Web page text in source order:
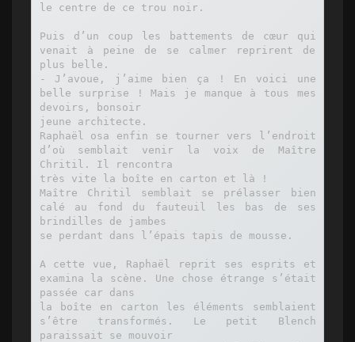
le centre de ce trou noir.
Puis d’un coup les battements de cœur qui
venait à peine de se calmer reprirent de
plus belle.
- J’avoue, j’aime bien ça ! En voici une
belle surprise ! Mais je manque à tous mes
devoirs, bonsoir
jeune architecte.
Raphaël osa enfin se tourner vers l’endroit
d’où semblait venir la voix de Maître
Chritil. Il rencontra
très vite la boîte en carton et là !
Maître Chritil semblait se prélasser bien
calé au fond du fauteuil les bas de ses
brindilles de jambes
se perdant dans l’épais tapis de mousse.
A cette vue, Raphaël reprit ses esprits et
examina la scène. Une chose étrange s’était
passée car dans
la boîte en carton les éléments semblaient
s’être transformés. Le petit Blench
paraissait se mouvoir